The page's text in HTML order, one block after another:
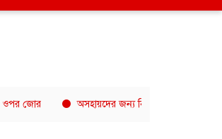
অসহায়দের জন্য নিয়মিত খাবার বিতরণ, নীরবে